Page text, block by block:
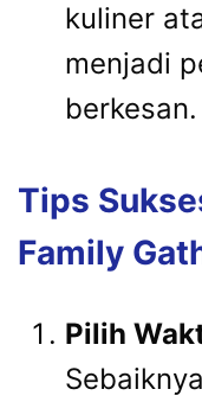
kuliner
menjadi
berkesan.
Tips
Family
Pilih